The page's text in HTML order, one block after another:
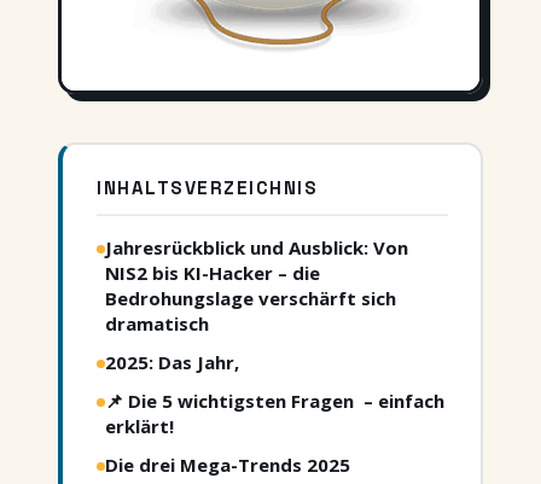
INHALTSVERZEICHNIS
Jahresrückblick und Ausblick: Von
NIS2 bis KI-Hacker – die
Bedrohungslage verschärft sich
dramatisch
2025: Das Jahr,
📌 Die 5 wichtigsten Fragen – einfach
erklärt!
Die drei Mega-Trends 2025